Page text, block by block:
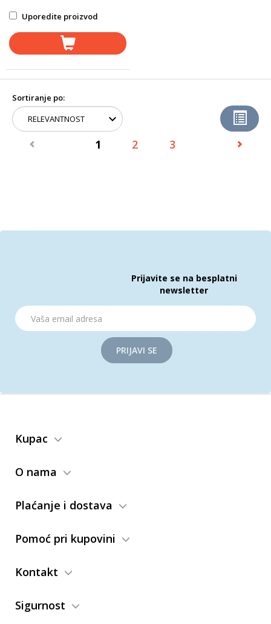
Uporedite proizvod
Sortiranje po:
1 2 3
Prijavite se na besplatni
newsletter
PRIJAVI SE
Kupac
O nama
Plaćanje i dostava
Pomoć pri kupovini
Kontakt
Sigurnost